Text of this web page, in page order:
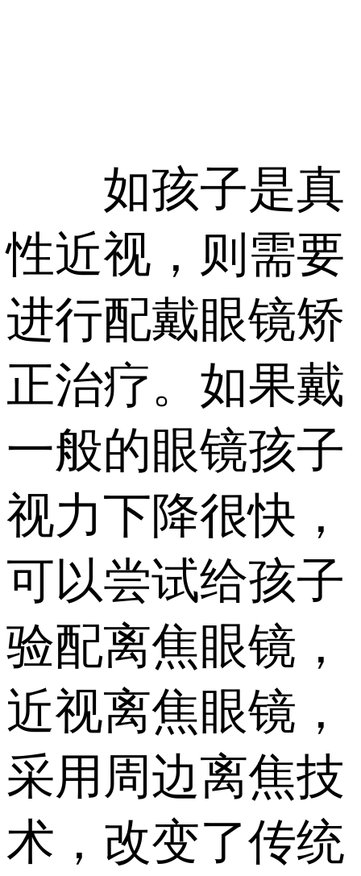
如孩子是真
性近视，则需要
进行配戴眼镜矫
正治疗。如果戴
一般的眼镜孩子
视力下降很快，
可以尝试给孩子
验配离焦眼镜，
近视离焦眼镜，
采用周边离焦技
术，改变了传统